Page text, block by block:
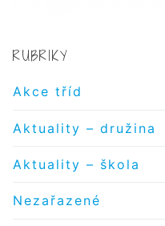
RUBRIKY
Akce tříd
Aktuality – družina
Aktuality – škola
Nezařazené